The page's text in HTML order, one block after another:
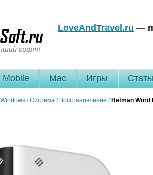
LoveAndTravel.ru —
Mobile Mac Игры
Windows / Система / Восстановление / Hetman